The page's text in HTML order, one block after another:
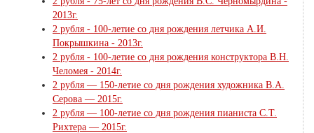
2013г.
2 рубля - 100-летие со дня рождения летчика А.И.
Покрышкина - 2013г.
2 рубля - 100-летие со дня рождения конструктора В.Н.
Челомея - 2014г.
2 рубля — 150-летие со дня рождения художника В.А.
Серова — 2015г.
2 рубля — 100-летие со дня рождения пианиста С.Т.
Рихтера — 2015г.